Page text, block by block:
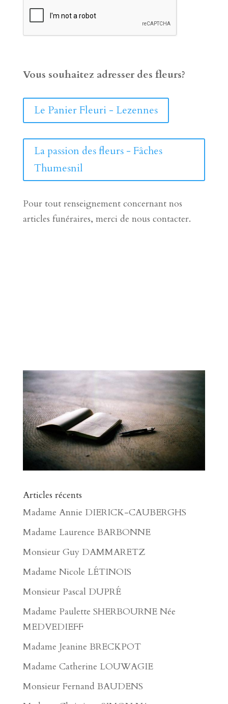
Vous souhaitez adresser des fleurs?
Le Panier Fleuri - Lezennes
La passion des fleurs - Fâches
Thumesnil
Pour tout renseignement concernant nos
articles funéraires, merci de nous contacter.
Articles récents
Madame Annie DIERICK-CAUBERGHS
Madame Laurence BARBONNE
Monsieur Guy DAMMARETZ
Madame Nicole LÉTINOIS
Monsieur Pascal DUPRÉ
Madame Paulette SHERBOURNE Née
MEDVEDIEFF
Madame Jeanine BRECKPOT
Madame Catherine LOUWAGIE
Monsieur Fernand BAUDENS